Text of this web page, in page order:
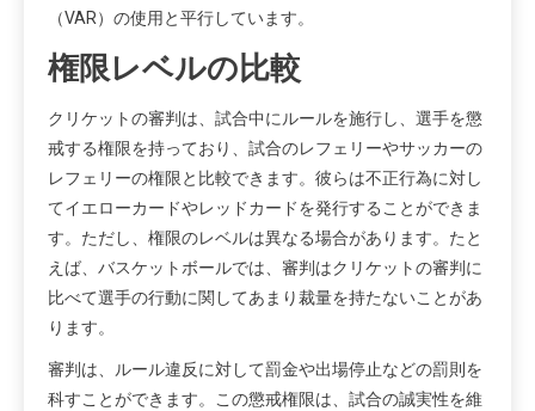
（VAR）の使用と平行しています。
権限レベルの比較
クリケットの審判は、試合中にルールを施行し、選手を懲
戒する権限を持っており、試合のレフェリーやサッカーの
レフェリーの権限と比較できます。彼らは不正行為に対し
てイエローカードやレッドカードを発行することができま
す。ただし、権限のレベルは異なる場合があります。たと
えば、バスケットボールでは、審判はクリケットの審判に
比べて選手の行動に関してあまり裁量を持たないことがあ
ります。
審判は、ルール違反に対して罰金や出場停止などの罰則を
科すことができます。この懲戒権限は、試合の誠実性を維